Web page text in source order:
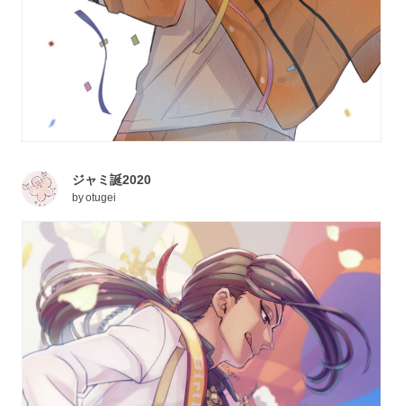
ジャミ誕2020
byotugei